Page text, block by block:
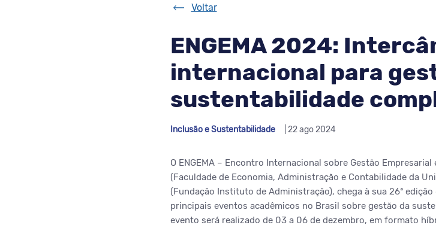
Voltar
ENGEMA 2024:
internacional para
sustentabilidade
Inclusão e Sustentabilidade | 22 ago 2024
O ENGEMA – Encontro Internacional sobre Gestão
(Faculdade de Economia, Administração e Contabilidade da
(Fundação Instituto de Administração), chega à sua 26ª
principais eventos acadêmicos no Brasil sobre gestão da
evento será realizado de 03 a 06 de dezembro, em formato